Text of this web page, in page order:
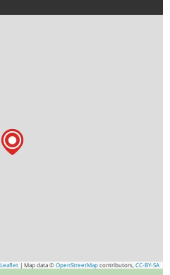
Leaflet | Map data © OpenStreetMap contributors, CC-BY-SA